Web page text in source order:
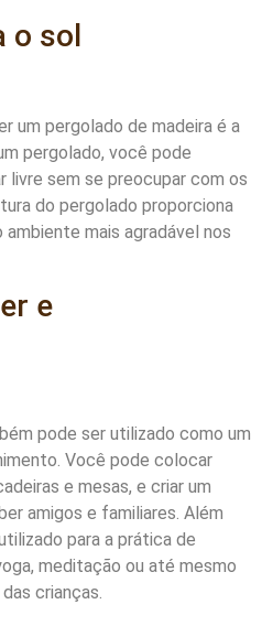
o sol
um pergolado de madeira é a
pergolado, você pode
livre sem se preocupar com os
do pergolado proporciona
mais agradável nos
e
pode ser utilizado como um
Você pode colocar
e mesas, e criar um
amigos e familiares. Além
para a prática de
meditação ou até mesmo
crianças.